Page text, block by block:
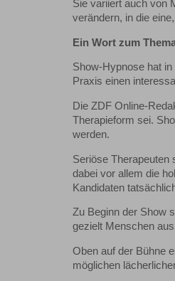
Sie variiert auch von
verändern, in die
Ein Wort zum
Show-Hypnose hat
Praxis einen
Die ZDF Online-
Therapieform sei.
werden.
Seriöse Therapeuten
dabei vor allem die
Kandidaten
Zu Beginn der Show
gezielt Menschen
Oben auf der Bühne
möglichen